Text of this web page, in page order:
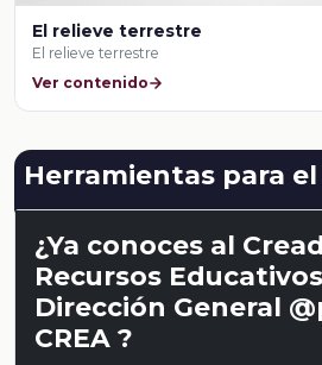
El relieve terrestre
El relieve terrestre
Ver contenido
Herramientas para
¿Ya conoces al
Recursos
Dirección General
CREA ?